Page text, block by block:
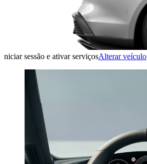
niciar sessão e ativar serviçosAlterar veículo